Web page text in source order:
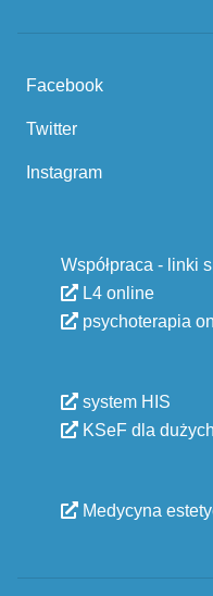
Facebook
Twitter
Instagram
Współpraca - linki
L4 online
psychoterapia
system HIS
KSeF dla
Medycyna